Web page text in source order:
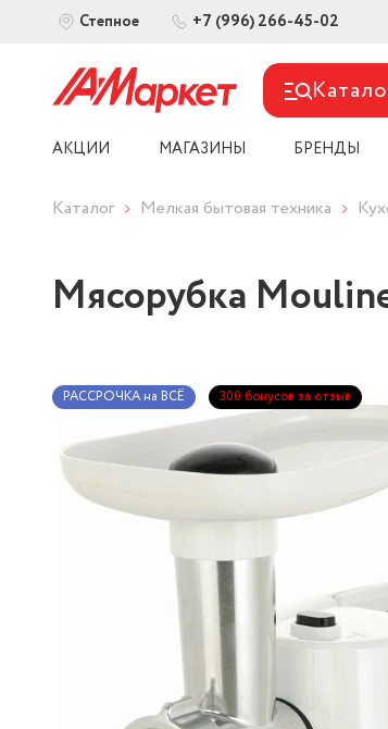
Степное +7 (996) 266-45-02
АКЦИИ МАГАЗИНЫ БРЕНДЫ
Каталог Мелкая бытовая техника
Мясорубка
РАССРОЧКА на ВСЁ 300 бонусов за отзыв